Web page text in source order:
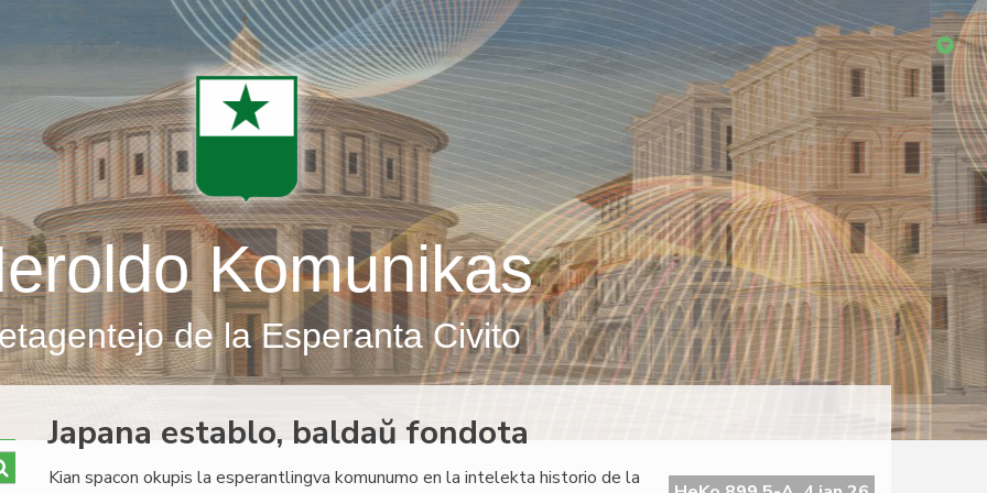
Komunikas
de la Esperanta Civito
Japana establo, baldaŭ fondota
Kian spacon okupis la esperantlingva komunumo en la intelekta historio de la